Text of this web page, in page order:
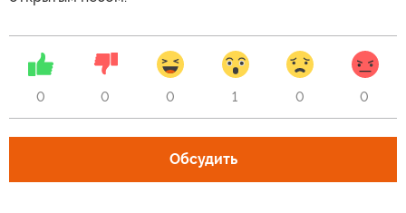
0 0 0 1 0 0
Обсудить